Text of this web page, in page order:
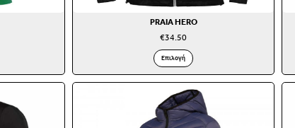
PRAIA HERO
€34.50
Επιλογή